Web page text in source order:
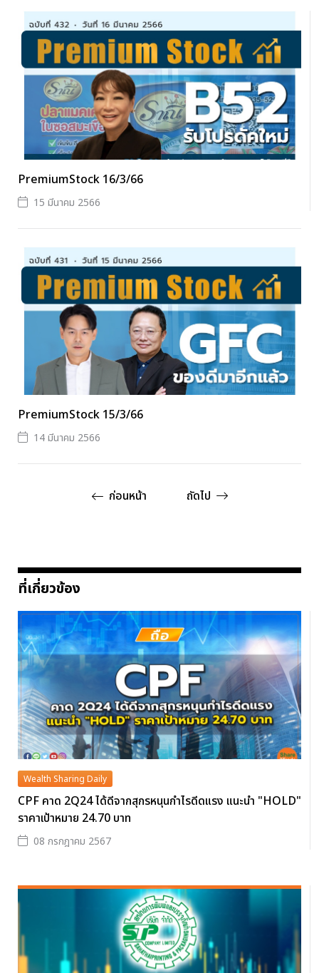
PremiumStock 16/3/66
15 มีนาคม 2566
PremiumStock 15/3/66
14 มีนาคม 2566
ก่อนหน้า ถัดไป
ที่เกี่ยวข้อง
Wealth Sharing Daily
CPF คาด 2Q24 ได้ดีจากสุกรหนุนกำไรดีดแรง แนะนำ "HOLD"
ราคาเป้าหมาย 24.70 บาท
08 กรกฎาคม 2567